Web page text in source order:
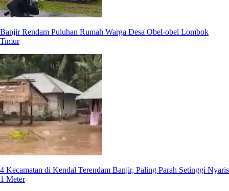
Banjir Rendam Puluhan Rumah Warga Desa Obel-obel Lombok
Timur
4 Kecamatan di Kendal Terendam Banjir, Paling Parah Setinggi Nyaris
1 Meter